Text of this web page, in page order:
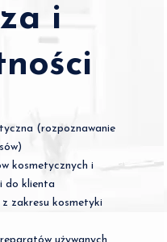
i
(rozpoznawanie
kosmetycznych i
do klienta
zakresu kosmetyki